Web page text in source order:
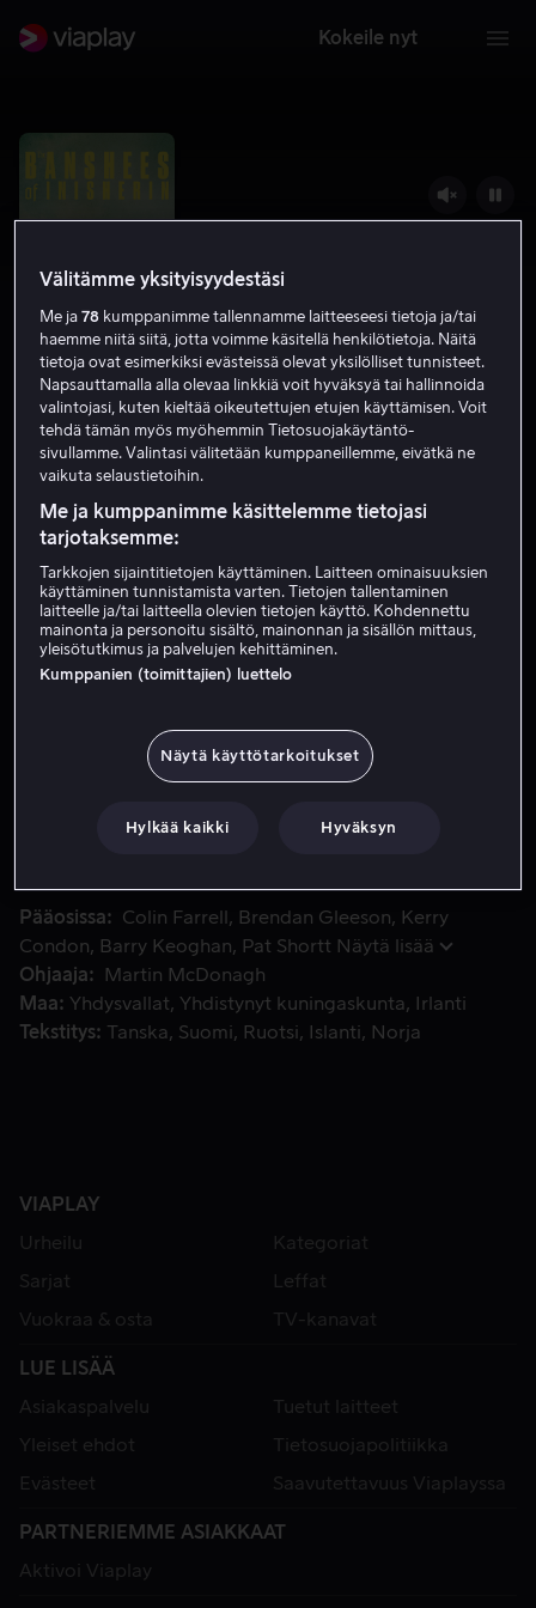
Kokeile nyt
The Banshees Of Inisherin
7.7 Draama 2022 1 h 49 min
Vuokraa 4,49 €
Osta 15,99 €
Katso traileri
Vaikka Pádraic (Farrell) ja Colm (Gleeson) ovat olleet
Vaikka Pádraic (Farrell) ja Colm (Gleeson) ovat olleet
kun toinen päättää yllättäen heidän suhteensa, mikä tuo
Pääosissa Colin Farrell Brendan Gleeson
Kerry
Condon
Barry Keoghan Pat Shortt Näytä lisää
Ohjaaja
Martin McDonagh
Maa
Yhdysvallat Yhdistynyt kuningaskunta
Irlanti
Tekstitys
Tanska Suomi Ruotsi Islanti Norja
VIAPLAY
Urheilu
Kategoriat
Sarjat
Leffat
Vuokraa & osta
TV-kanavat
LUE LISÄÄ
Asiakaspalvelu
Tuetut laitteet
Yleiset ehdot
Tietosuojapolitiikka
Evästeet
Saavutettavuus Viaplayssa
PARTNERIEMME ASIAKKAAT
Aktivoi Viaplay
Välitämme yksityisyydestäsi
Me ja78 kumppanimme tallennamme laitteeseesi tietoja ja/tai
haemme niitä siitä, jotta voimme käsitellä henkilötietoja. Näitä
tietoja ovat esimerkiksi evästeissä olevat yksilölliset tunnisteet.
Napsauttamalla alla olevaa linkkiä voit hyväksyä tai hallinnoida
valintojasi, kuten kieltää oikeutettujen etujen käyttämisen. Voit
tehdä tämän myös myöhemmin Tietosuojakäytäntö-
sivullamme. Valintasi välitetään kumppaneillemme, eivätkä ne
vaikuta selaustietoihin.
Me ja kumppanimme käsittelemme tietojasi
tarjotaksemme:
Tarkkojen sijaintitietojen käyttäminen. Laitteen ominaisuuksien
käyttäminen tunnistamista varten. Tietojen tallentaminen
laitteelle ja/tai laitteella olevien tietojen käyttö. Kohdennettu
mainonta ja personoitu sisältö, mainonnan ja sisällön mittaus,
yleisötutkimus ja palvelujen kehittäminen.
Kumppanien (toimittajien) luettelo
Näytä käyttötarkoitukset
Hylkää kaikki Hyväksyn